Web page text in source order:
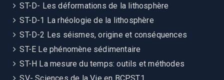
ST-D- Les déformations de la lithosphère
ST-D-1 La rhéologie de la lithosphère
ST-D-2 Les séismes, origine et conséquences
ST-E Le phénomène sédimentaire
ST-H La mesure du temps: outils et méthodes
SV- Sciences de la Vie en BCPST1